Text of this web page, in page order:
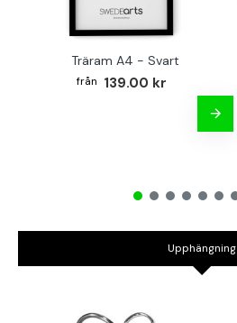
Träram A4 - Svart
139.00 kr
Upphängning